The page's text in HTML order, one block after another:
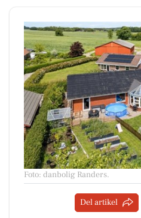
Foto: danbolig Randers.
Del artikel